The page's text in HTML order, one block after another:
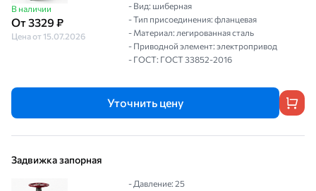
В наличии
От 3329 ₽
Цена от 15.07.2026
- Вид: шиберная
- Тип присоединения: фланцевая
- Материал: легированная сталь
- Приводной элемент: электропривод
- ГОСТ: ГОСТ 33852-2016
Уточнить цену
Задвижка запорная
- Давление: 25